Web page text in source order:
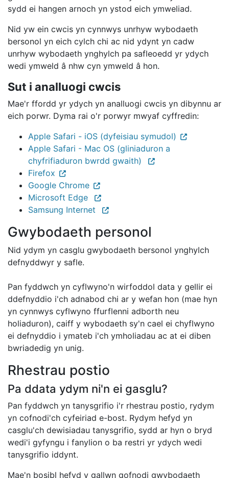
sydd ei hangen arnoch yn ystod eich ymweliad.
Nid yw ein cwcis yn cynnwys unrhyw wybodaeth
bersonol yn eich cylch chi ac nid ydynt yn cadw
unrhyw wybodaeth ynghylch pa safleoedd yr ydych
wedi ymweld â nhw cyn ymweld â hon.
Sut i analluogi cwcis
Mae'r ffordd yr ydych yn analluogi cwcis yn dibynnu ar
eich porwr. Dyma rai o'r porwyr mwyaf cyffredin:
Apple Safari - iOS (dyfeisiau symudol)
Apple Safari - Mac OS (gliniaduron a
chyfrifiaduron bwrdd gwaith)
Firefox
Google Chrome
Microsoft Edge
Samsung Internet
Gwybodaeth personol
Nid ydym yn casglu gwybodaeth bersonol ynghylch
defnyddwyr y safle.
Pan fyddwch yn cyflwyno'n wirfoddol data y gellir ei
ddefnyddio i'ch adnabod chi ar y wefan hon (mae hyn
yn cynnwys cyflwyno ffurflenni adborth neu
holiaduron), caiff y wybodaeth sy'n cael ei chyflwyno
ei defnyddio i ymateb i'ch ymholiadau ac at ei diben
bwriadedig yn unig.
Rhestrau postio
Pa ddata ydym ni'n ei gasglu?
Pan fyddwch yn tanysgrifio i'r rhestrau postio, rydym
yn cofnodi'ch cyfeiriad e-bost. Rydym hefyd yn
casglu'ch dewisiadau tanysgrifio, sydd ar hyn o bryd
wedi'i gyfyngu i fanylion o ba restri yr ydych wedi
tanysgrifio iddynt.
Mae'n bosibl hefyd y gallwn gofnodi gwybodaeth